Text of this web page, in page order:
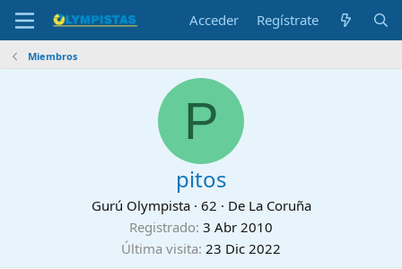
Acceder Regístrate
Miembros
P
pitos
Gurú Olympista · 62 · De La Coruña
Registrado 3 Abr 2010
Última visita 23 Dic 2022